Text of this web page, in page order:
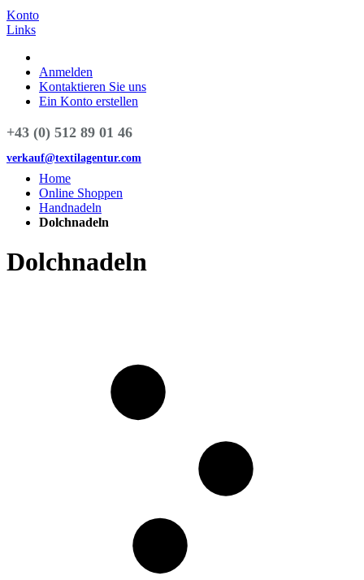
Konto
Links
Anmelden
Kontaktieren Sie uns
Ein Konto erstellen
+43 (0) 512 89 01 46
verkauf@textilagentur.com
Home
Online Shoppen
Handnadeln
Dolchnadeln
Dolchnadeln